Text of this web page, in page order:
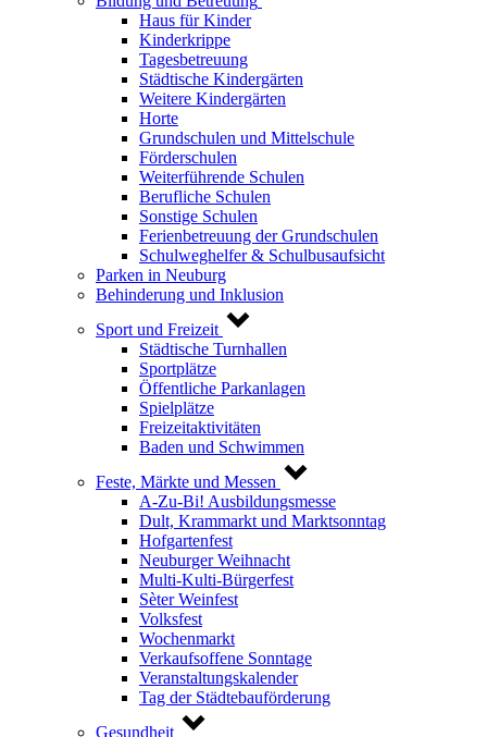
Haus für Kinder
Kinderkrippe
Tagesbetreuung
Städtische Kindergärten
Weitere Kindergärten
Horte
Grundschulen und Mittelschule
Förderschulen
Weiterführende Schulen
Berufliche Schulen
Sonstige Schulen
Ferienbetreuung der Grundschulen
Schulweghelfer & Schulbusaufsicht
Parken in Neuburg
Behinderung und Inklusion
Sport und Freizeit
Städtische Turnhallen
Sportplätze
Öffentliche Parkanlagen
Spielplätze
Freizeitaktivitäten
Baden und Schwimmen
Feste, Märkte und Messen
A-Zu-Bi! Ausbildungsmesse
Dult, Krammarkt und Marktsonntag
Hofgartenfest
Neuburger Weihnacht
Multi-Kulti-Bürgerfest
Sèter Weinfest
Volksfest
Wochenmarkt
Verkaufsoffene Sonntage
Veranstaltungskalender
Tag der Städtebauförderung
Gesundheit